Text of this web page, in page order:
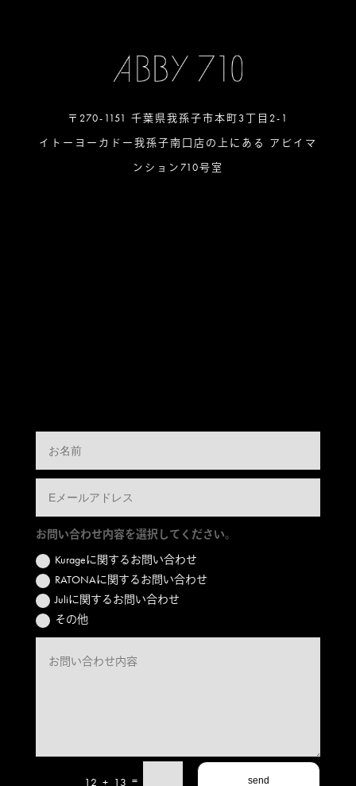
〒270-1151 千葉県我孫子市本町3丁目2-1
イトーヨーカドー我孫子南口店の上にある アビイマ
ンション710号室
お問い合わせ内容を選択してください。
Kurageに関するお問い合わせ
RATONAに関するお問い合わせ
Juliに関するお問い合わせ
その他
12 + 13 = send